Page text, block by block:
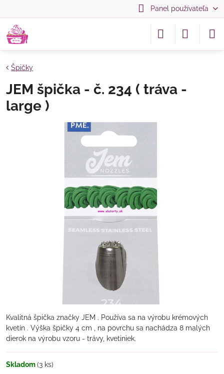
Panel používateľa
Špičky
JEM špička - č. 234 ( tráva -
large )
Kvalitná špička značky JEM . Používa sa na výrobu krémových
kvetín . Výška špičky 4 cm , na povrchu sa nachádza 8 malých
dierok na výrobu vzoru - trávy, kvetiniek.
Skladom(3 ks)